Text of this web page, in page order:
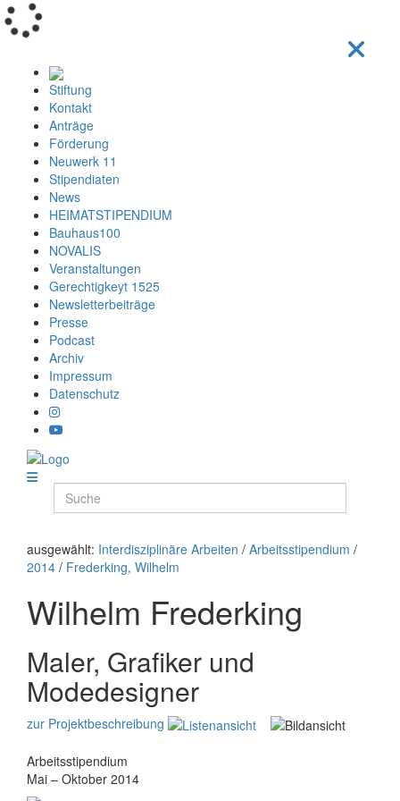
Stiftung
Kontakt
Anträge
Förderung
Neuwerk 11
Stipendiaten
News
HEIMATSTIPENDIUM
Bauhaus100
NOVALIS
Veranstaltungen
Gerechtigkeyt 1525
Newsletterbeiträge
Presse
Podcast
Archiv
Impressum
Datenschutz
ausgewählt: Interdisziplinäre Arbeiten / Arbeitsstipendium /
2014 / Frederking, Wilhelm
Wilhelm Frederking
Maler, Grafiker und
Modedesigner
zur Projektbeschreibung
Arbeitsstipendium
Mai – Oktober 2014